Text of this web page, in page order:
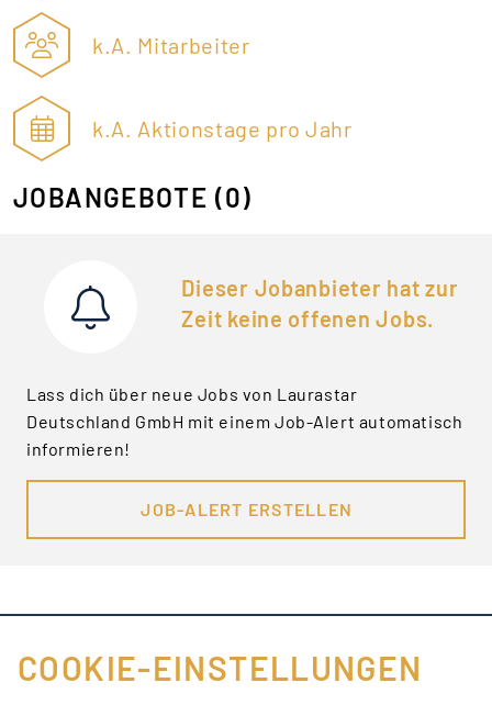
k.A. Mitarbeiter
k.A. Aktionstage pro Jahr
JOBANGEBOTE (0)
Dieser Jobanbieter hat zur
Zeit keine offenen Jobs.
Lass dich über neue Jobs von Laurastar
Deutschland GmbH mit einem Job-Alert automatisch
informieren!
JOB-ALERT ERSTELLEN
FÜR JOBANBIETER
COOKIE-EINSTELLUNGEN